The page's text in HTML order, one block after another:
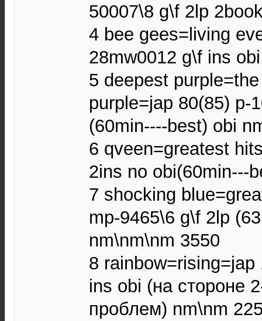
50007\8 g\f 2lp
4 bee gees=living
28mw0012 g\f ins
5 deepest
purple=jap 80(85) p-
(60min----best) obi
6 qveen=greatest
2ins no obi(60min---
7 shocking
mp-9465\6 g\f 2lp
nm\nm\nm 3550
8
ins obi (на стороне
проблем) nm\nm